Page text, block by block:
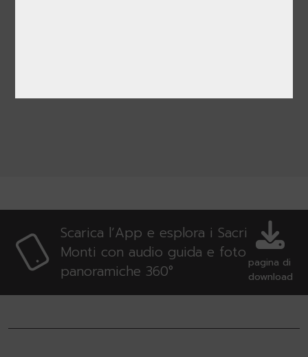
Scarica l’App e esplora i Sacri
Monti con audio guida e foto
panoramiche 360°
pagina di
download